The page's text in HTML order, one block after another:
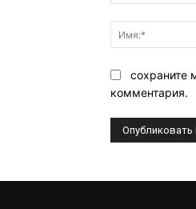
сохраните
комментария.